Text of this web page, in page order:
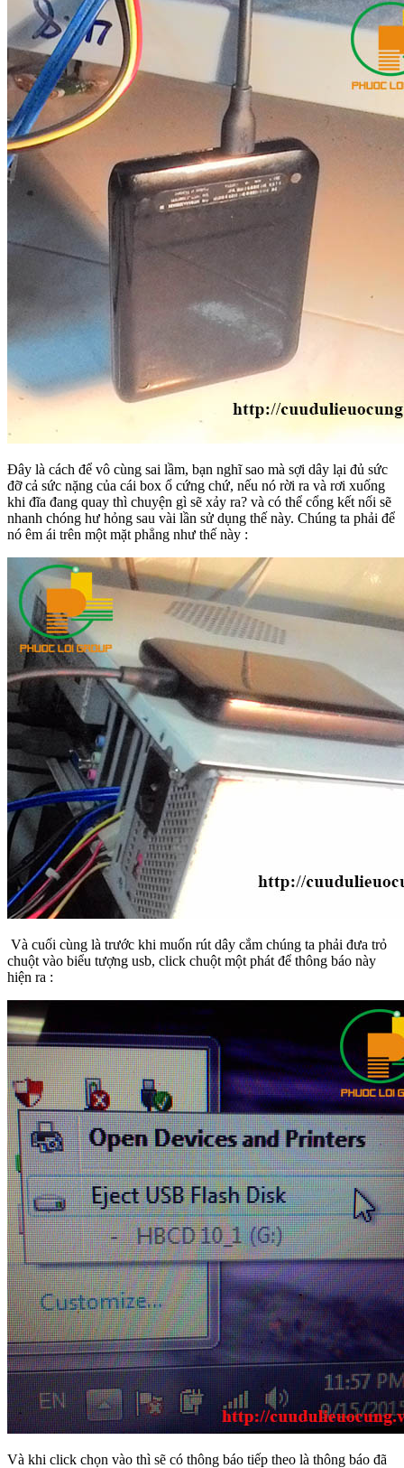
Đây là cách để vô cùng sai lầm, bạn nghĩ sao mà sợi dây lại đủ sức
đỡ cả sức nặng của cái box ổ cứng chứ, nếu nó rời ra và rơi xuống
khi đĩa đang quay thì chuyện gì sẽ xảy ra? và có thể cổng kết nối sẽ
nhanh chóng hư hỏng sau vài lần sử dụng thế này. Chúng ta phải để
nó êm ái trên một mặt phẳng như thế này :
Và cuối cùng là trước khi muốn rút dây cắm chúng ta phải đưa trỏ
chuột vào biểu tượng usb, click chuột một phát để thông báo này
hiện ra :
Và khi click chọn vào thì sẽ có thông báo tiếp theo là thông báo đã